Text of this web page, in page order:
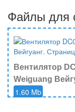
Файлы для
Вентилятор
Weiguang
1.60 Mb